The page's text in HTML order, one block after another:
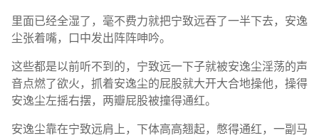
里面已经全湿了，毫不费力就把宁致远吞了一半下去，安逸
尘张着嘴，口中发出阵阵呻吟。
这些都是以前听不到的，宁致远一下子就被安逸尘淫荡的声
音点燃了欲火，抓着安逸尘的屁股就大开大合地操他，操得
安逸尘左摇右摆，两瓣屁股被撞得通红。
安逸尘靠在宁致远肩上，下体高高翘起，憋得通红，一副马